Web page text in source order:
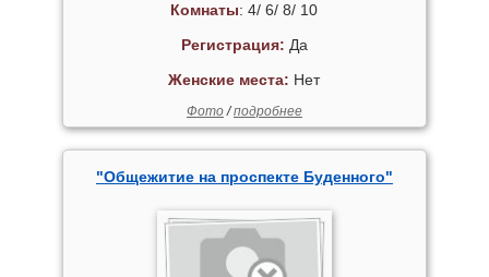
Комнаты: 4/ 6/ 8/ 10
Регистрация: Да
Женские места: Нет
Фото/подробнее
"Общежитие на проспекте Буденного"